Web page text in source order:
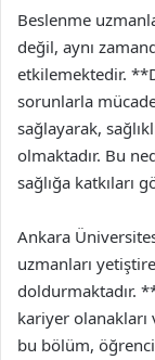
Beslenme
değil, aynı
etkilemektedir.
sorunlarla
sağlayarak,
olmaktadır. Bu
sağlığa katkıları
Ankara
uzmanları
doldurmaktadır.
kariyer
bu bölüm,